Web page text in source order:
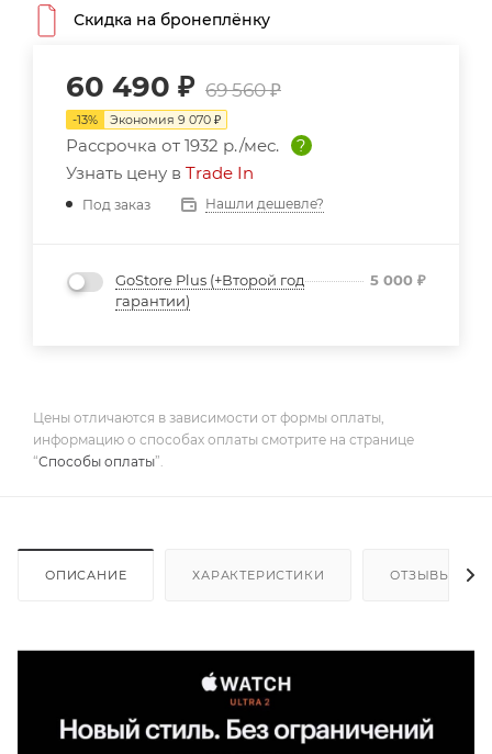
Скидка на бронеплёнку
60 490 ₽ 69 560₽
-13% Экономия 9 070 ₽
Рассрочка от 1932 р./мес.
?
Узнать цену в Trade In
Под заказ Нашли дешевле?
GoStore Plus (+Второй год
гарантии)
5 000 ₽
Цены отличаются в зависимости от формы оплаты,
информацию о способах оплаты смотрите на странице
“Способы оплаты”.
ОПИСАНИЕ ХАРАКТЕРИСТИКИ ОТЗЫВЫ